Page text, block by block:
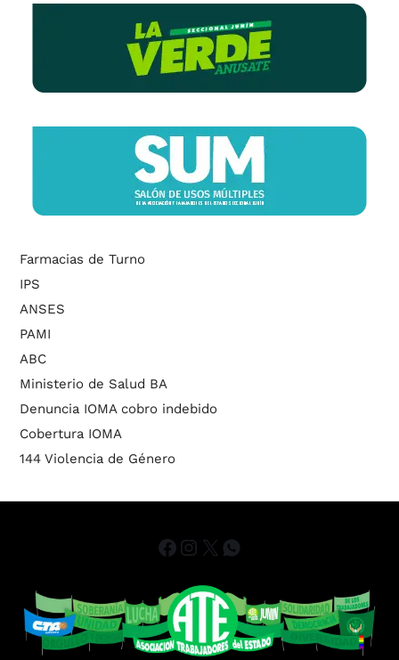
Farmacias de Turno
IPS
ANSES
PAMI
ABC
Ministerio de Salud BA
Denuncia IOMA cobro indebido
Cobertura IOMA
144 Violencia de Género